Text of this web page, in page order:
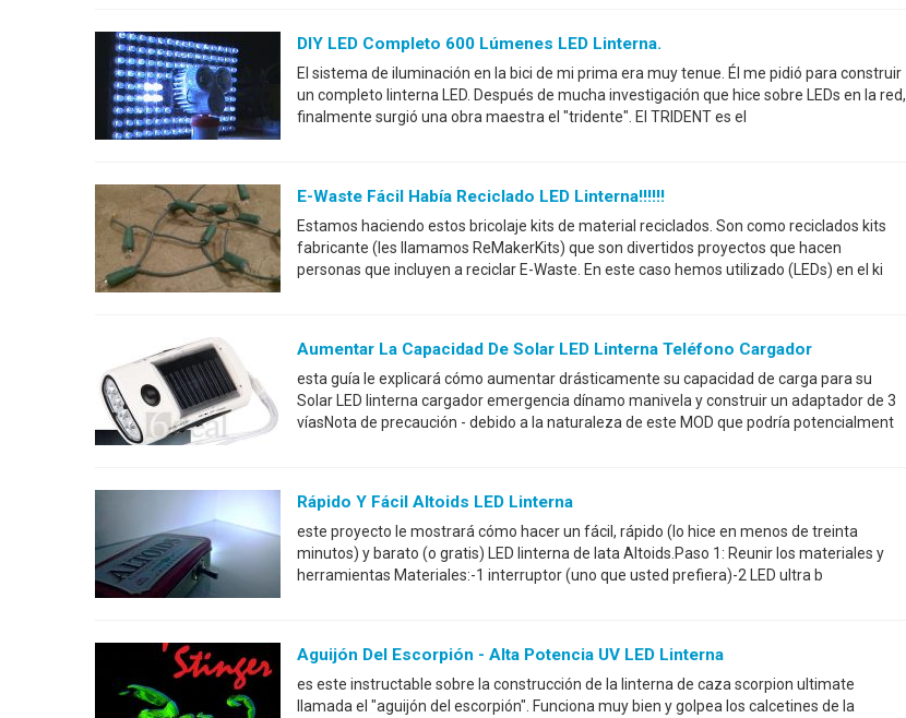
DIY LED Completo 600 Lúmenes LED Linterna.
El sistema de iluminación en la bici de mi prima era muy tenue. Él me pidió para construir
un completo linterna LED. Después de mucha investigación que hice sobre LEDs en la red,
finalmente surgió una obra maestra el "tridente". El TRIDENT es el
E-Waste Fácil Había Reciclado LED Linterna!!!!!!
Estamos haciendo estos bricolaje kits de material reciclados. Son como reciclados kits
fabricante (les llamamos ReMakerKits) que son divertidos proyectos que hacen
personas que incluyen a reciclar E-Waste. En este caso hemos utilizado (LEDs) en el ki
Aumentar La Capacidad De Solar LED Linterna Teléfono Cargador
esta guía le explicará cómo aumentar drásticamente su capacidad de carga para su
Solar LED linterna cargador emergencia dínamo manivela y construir un adaptador de 3
víasNota de precaución - debido a la naturaleza de este MOD que podría potencialment
Rápido Y Fácil Altoids LED Linterna
este proyecto le mostrará cómo hacer un fácil, rápido (lo hice en menos de treinta
minutos) y barato (o gratis) LED linterna de lata Altoids.Paso 1: Reunir los materiales y
herramientas Materiales:-1 interruptor (uno que usted prefiera)-2 LED ultra b
Aguijón Del Escorpión - Alta Potencia UV LED Linterna
es este instructable sobre la construcción de la linterna de caza scorpion ultimate
llamada el "aguijón del escorpión". Funciona muy bien y golpea los calcetines de la